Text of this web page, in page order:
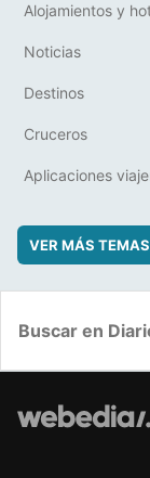
Alojamientos y
Noticias
Destinos
Cruceros
Aplicaciones
VER MÁS TEMAS